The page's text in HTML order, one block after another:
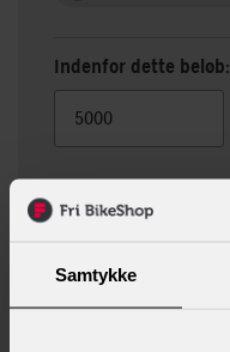
Samtykke
Indenfor dette beløb:
Beskrivelse